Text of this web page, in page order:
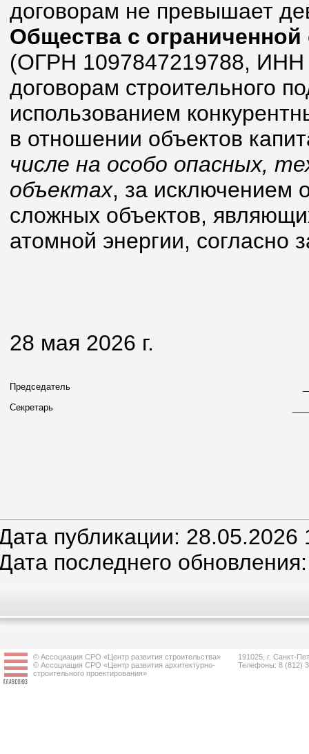
договорам не превышает
Общества с
(ОГРН 1097847219788, ИНН
договорам строительного
использованием
в отношении объектов
числе на особо опасных,
объектах, за исключением
сложных объектов,
атомной энергии, согласно
28 мая 2026 г.
Председатель
Секретарь
публикации: 28.05.2026
последнего
© Ассоциация СРО «Центр развития строительства»
© Ассоциация СРО «Центр развития архитектурно-
строительного проектирования»
191025, г. Санкт-
Телефоны: 8 (812)